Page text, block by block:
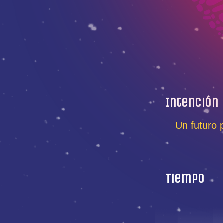
Intención
Un futuro
Tiempo